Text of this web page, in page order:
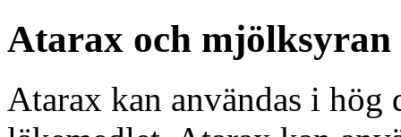
Atarax och
Atarax kan användas i hög